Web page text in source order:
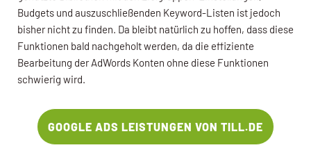
Budgets und auszuschließenden Keyword-Listen ist jedoch
bisher nicht zu finden. Da bleibt natürlich zu hoffen, dass diese
Funktionen bald nachgeholt werden, da die effiziente
Bearbeitung der AdWords Konten ohne diese Funktionen
schwierig wird.
GOOGLE ADS LEISTUNGEN VON TILL.DE